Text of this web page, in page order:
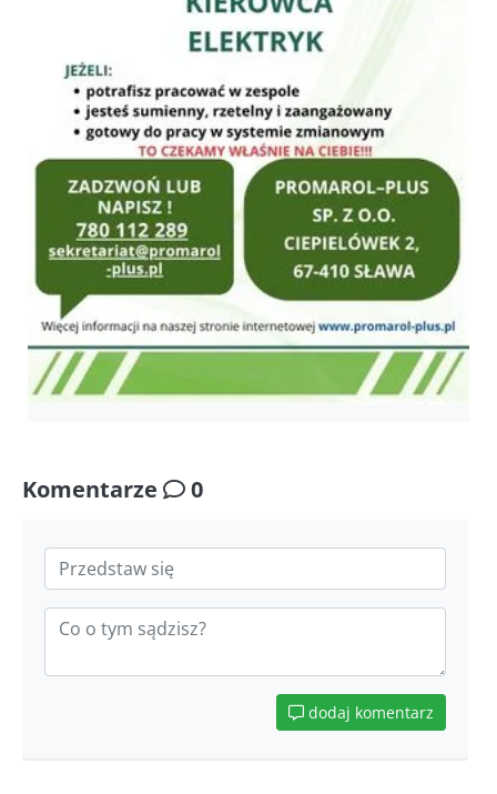
Komentarze 0
dodaj komentarz